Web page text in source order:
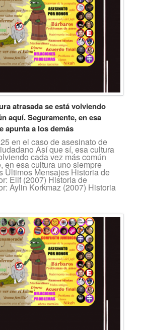
atrasada se está volviendo
aquí. Seguramente, en esa
apunta a los demás
en el caso de asesinato de
Así que sí, esa cultura
cada vez más común
en esa cultura uno siempre
Últimos Mensajes Historia de
Elif (2007) Historia de
Aylin Korkmaz (2007) Historia